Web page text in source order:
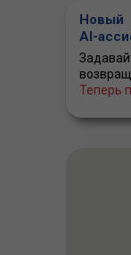
Новый
AI-
Теперь